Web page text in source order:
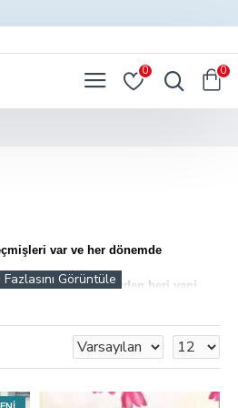
0 0
var ve her dönemde
çıkmakta. İlk dinlerden beri yani
çevirmiştir. Bazı dinler ise
Yahudilik ve bunlara benzer